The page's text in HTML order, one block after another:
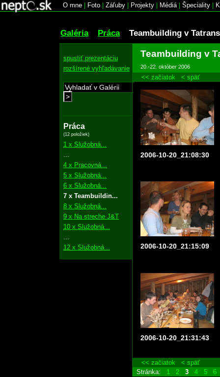
O mne Foto Záľuby Projekty Médiá| Špeciality
Galéria Práca Teambuilding v
spustiť prezentáciu
rozšírené vyhľadávanie
>
Práca
(12 položiek)
1 x Služobná...
4 x Pracovná...
5 x Služobná...
6 x Služobná...
7 x Teambuildin...
8 x Služobná...
9 x Na streche J&T
10 x Služobná...
12 x Služobná...
Teambuilding v
20.-22. október 2006
<< začiatok < späť
2006-10-20_21:08:30
2006-10-20_21:15:09
2006-10-20_21:31:43
<< začiatok
< späť
Stránka:
1 2 3 4 5 6